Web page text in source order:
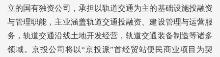
立的国有独资公司，承担以轨道交通为主的基础设施投融资
与管理职能，主业涵盖轨道交通投融资、建设管理与运营服
务，轨道交通沿线土地开发经营，轨道交通装备制造等诸多
领域。京投公司将以“京投派”首经贸站便民商业项目为契